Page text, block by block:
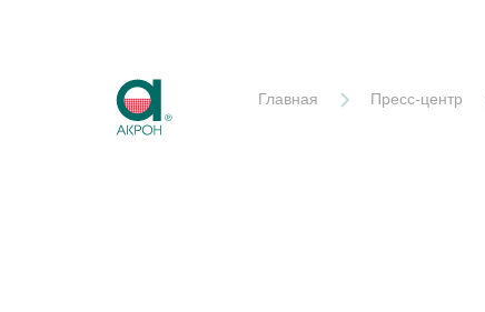
Главная Пресс-центр